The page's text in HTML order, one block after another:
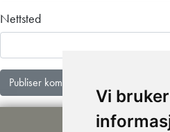
Vi bruker
Nettsted